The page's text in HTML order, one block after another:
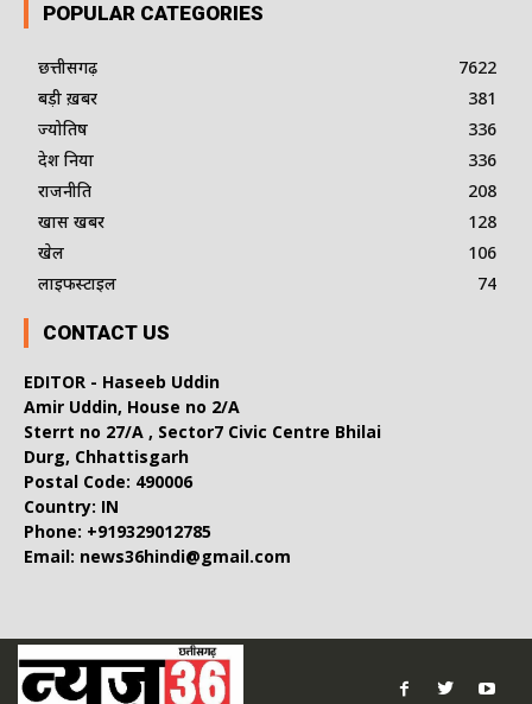
POPULAR CATEGORIES
छत्तीसगढ़
7622
बड़ी ख़बर
381
ज्योतिष
336
देश दुनिया
336
राजनीति
208
खास खबर
128
खेल
106
लाइफस्टाइल
74
CONTACT US
EDITOR - Haseeb Uddin
Amir Uddin, House no 2/A
Sterrt no 27/A , Sector7 Civic Centre Bhilai
Durg, Chhattisgarh
Postal Code: 490006
Country: IN
Phone: +919329012785
Email: news36hindi@gmail.com